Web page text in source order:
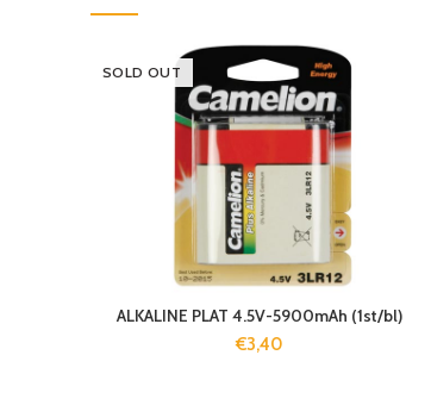
SOLD OUT
ALKALINE PLAT 4.5V-5900mAh (1st/bl)
€3,40